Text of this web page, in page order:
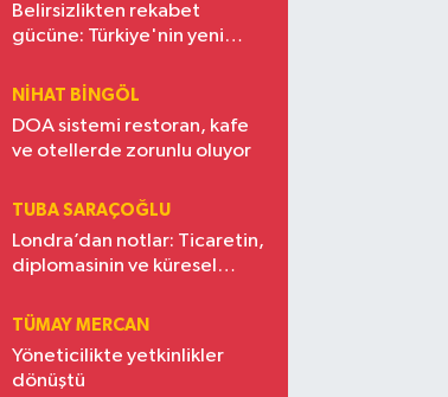
Belirsizlikten rekabet
gücüne: Türkiye'nin yeni
NIHAT BINGÖL
DOA sistemi restoran, kafe
ve otellerde zorunlu oluyor
TUBA SARAÇOĞLU
Londra’dan notlar: Ticaretin,
diplomasinin ve küresel
Türkiye’nin yükselen gücü
TÜMAY MERCAN
Yöneticilikte yetkinlikler
dönüştü